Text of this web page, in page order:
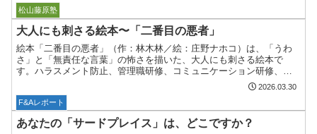
ボストーク
松山藤原塾
大人にも刺さる絵本〜「二番目の悪者」
絵本「二番目の悪者」（作：林木林／絵：庄野ナホコ）は、「うわ
さ」と「無責任な言葉」の怖さを描いた、大人にも刺さる絵本で
す。ハラスメント防止、管理職研修、コミュニケーション研修、
SNSリテラシーなどで使うことがあります。特に管理職には非常に
響...
2026.03.30
F&Aレポート
あなたの「サードプレイス」は、どこですか？